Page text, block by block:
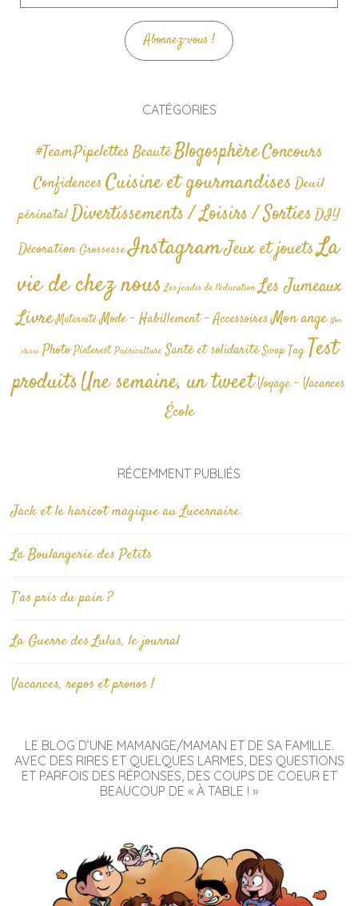
mail
Abonnez-vous !
CATÉGORIES
#TeamPipelettesBeautéBlogosphèreConcours
Confidences Cuisine et gourmandises Deuil
périnatalDivertissements / Loisirs / SortiesDIY
Décoration GrossesseInstagramJeux et jouetsLa
vie de chez nous Les jeudis de l'éducation Les Jumeaux
Livre Maternité Mode - Habillement - AccessoiresMon ange Non
classé Photo Pinterest Puériculture Santé et solidarité Swap TagTest
produitsUne semaine, un tweetVoyage - Vacances
École
RÉCEMMENT PUBLIÉS
Jack et le haricot magique au Lucernaire
La Boulangerie des Petits
T’as pris du pain ?
La Guerre des Lulus, le journal
Vacances, repos et pronos !
LE BLOG D’UNE MAMANGE/MAMAN ET DE SA FAMILLE.
AVEC DES RIRES ET QUELQUES LARMES, DES QUESTIONS
ET PARFOIS DES RÉPONSES, DES COUPS DE COEUR ET
BEAUCOUP DE « À TABLE ! »